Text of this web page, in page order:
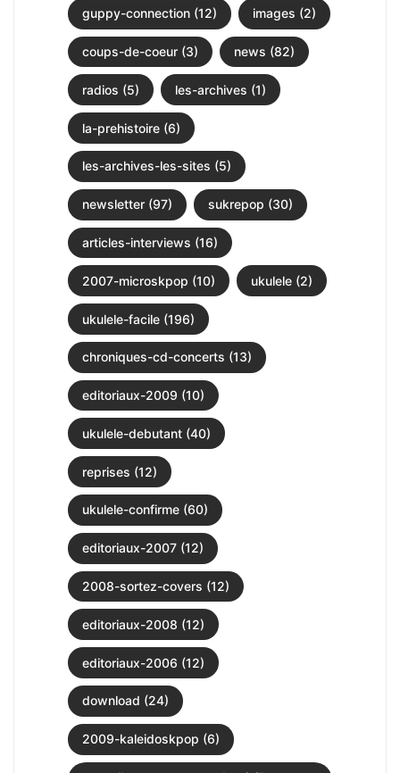
guppy-connection (12) images (2)
coups-de-coeur (3) news (82)
radios (5) les-archives (1)
la-prehistoire (6)
les-archives-les-sites (5)
newsletter (97) sukrepop (30)
articles-interviews (16)
2007-microskpop (10) ukulele (2)
ukulele-facile (196)
chroniques-cd-concerts (13)
editoriaux-2009 (10)
ukulele-debutant (40)
reprises (12)
ukulele-confirme (60)
editoriaux-2007 (12)
2008-sortez-covers (12)
editoriaux-2008 (12)
editoriaux-2006 (12)
download (24)
2009-kaleidoskpop (6)